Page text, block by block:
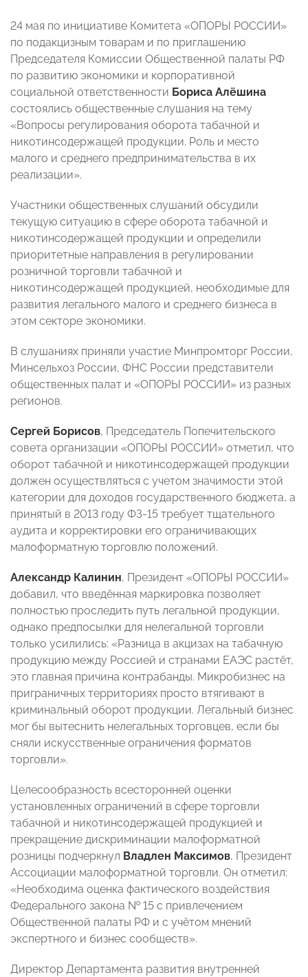
24 мая по инициативе Комитета «ОПОРЫ РОССИИ»
по подакцизным товарам и по приглашению
Председателя Комиссии Общественной палаты РФ
по развитию экономики и корпоративной
социальной ответственности Бориса Алёшина
состоялись общественные слушания на тему
«Вопросы регулирования оборота табачной и
никотинсодержащей продукции. Роль и место
малого и среднего предпринимательства в их
реализации».
Участники общественных слушаний обсудили
текущую ситуацию в сфере оборота табачной и
никотинсодержащей продукции и определили
приоритетные направления в регулировании
розничной торговли табачной и
никотинсодержащей продукцией, необходимые для
развития легального малого и среднего бизнеса в
этом секторе экономики.
В слушаниях приняли участие Минпромторг России,
Минсельхоз России, ФНС России представители
общественных палат и «ОПОРЫ РОССИИ» из разных
регионов.
Сергей Борисов, Председатель Попечительского
совета организации «ОПОРЫ РОССИИ» отметил, что
оборот табачной и никотинсодержащей продукции
должен осуществляться с учетом значимости этой
категории для доходов государственного бюджета, а
принятый в 2013 году ФЗ-15 требует тщательного
аудита и корректировки его ограничивающих
малоформатную торговлю положений.
Александр Калинин, Президент «ОПОРЫ РОССИИ»
добавил, что введённая маркировка позволяет
полностью проследить путь легальной продукции,
однако предпосылки для нелегальной торговли
только усилились: «Разница в акцизах на табачную
продукцию между Россией и странами ЕАЭС растёт,
это главная причина контрабанды. Микробизнес на
приграничных территориях просто втягивают в
криминальный оборот продукции. Легальный бизнес
мог бы вытеснить нелегальных торговцев, если бы
сняли искусственные ограничения форматов
торговли».
Целесообразность всесторонней оценки
установленных ограничений в сфере торговли
табачной и никотинсодержащей продукцией и
прекращение дискриминации малоформатной
розницы подчеркнул Владлен Максимов, Президент
Ассоциации малоформатной торговли. Он отметил:
«Необходима оценка фактического воздействия
Федерального закона № 15 с привлечением
Общественной палаты РФ и с учётом мнений
экспертного и бизнес сообществ».
Директор Департамента развития внутренней